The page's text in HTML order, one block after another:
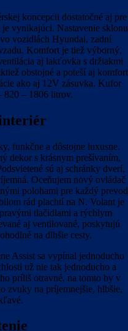
koncepcii dostatočné aj pre
vynikajúci. Nastavenie sklonu
vozidlách Hyundai, zadní
Komfort je tiež výborný,
aj lakťovka s držiakmi
obstojné a poteší aj komfort
ako aj 12V zásuvka. Kufor
820 – 1806 litrov.
funkčne a dôstojne luxusne.
dekor s krásnym prešívaním,
sú aj schránky dverí,
Oceňujem nový ovládač
polohami pre každý prevod
rád plachtí na N. Volant je
tlačidlami a rýchlym
aj ventilované, poskytujú
na dlhšie cesty.
Assist sa vypínal jednoducho
už nie tak jednoducho a
príliš otravné, na tomto by v
zvuky na príjemnejšie, hlbšie,